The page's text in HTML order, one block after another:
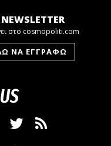
στο cosmopoliti.com